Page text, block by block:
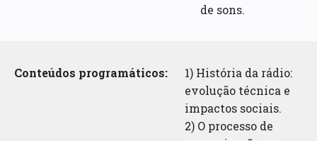
de sons.
Conteúdos programáticos:
1) História da rádio:
evolução técnica e
impactos sociais.
2) O processo de